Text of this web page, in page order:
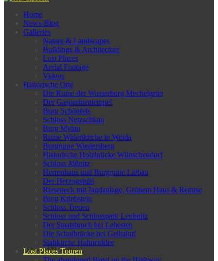
Home
News-Blog
Galleries
Nature & Landscapes
Buildings & Architecture
Lost Places
Aerial Footage
Videos
Historische Orte
Die Ruine der Wasserburg Mechelgrün
Der Gasparinentempel
Burg Schönfels
Schloss Netzschkau
Burg Mylau
Ruine Widenkirche in Weida
Burgruine Wiedersberg
Historische Holzbrücke Wünschendorf
Schloss Jößnitz
Herrenhaus und Burgruine Liebau
Der Herzogstuhl
Rieseneck mit Jagdanlage, Grünem Haus & Remise
Burg Kriebstein
Schloss Treuen
Schloss und Schlosspark Leubnitz
Der Staatsbruch bei Lehesten
Die Schafbrücke bei Geilsdorf
Stabkirche Hahnenklee
Lost Places Touren